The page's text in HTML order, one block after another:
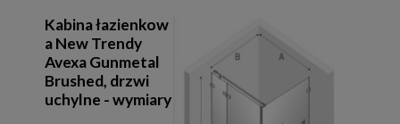
Kabina łazienkow
a New Trendy
Avexa Gunmetal
Brushed, drzwi
uchylne - wymiary